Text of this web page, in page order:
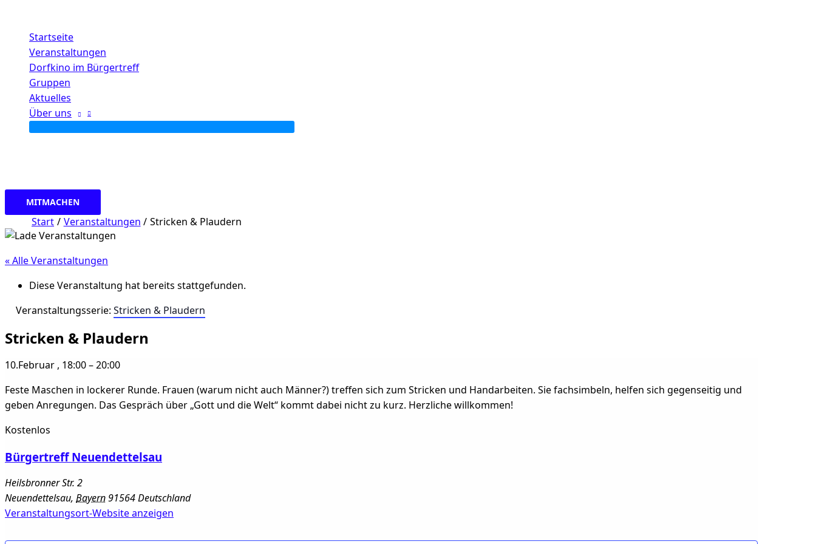
springenStartseite
Veranstaltungen
Dorfkino im Bürgertreff
Gruppen
Aktuelles
Über uns
MITMACHEN
Start Veranstaltungen Stricken & Plaudern
« Alle Veranstaltungen
Diese Veranstaltung hat bereits stattgefunden.
Veranstaltungsserie: Stricken & Plaudern
Stricken & Plaudern
10.Februar , 18:00–20:00
Feste Maschen in lockerer Runde. Frauen (warum nicht auch Männer?) treffen sich zum Stricken und Handarbeiten. Sie fachsimbeln, helfen sich gegenseitig und
geben Anregungen. Das Gespräch über „Gott und die Welt“ kommt dabei nicht zu kurz. Herzliche willkommen!
Kostenlos
Bürgertreff Neuendettelsau
Heilsbronner Str. 2
Neuendettelsau, Bayern91564Deutschland
Veranstaltungsort-Website anzeigen